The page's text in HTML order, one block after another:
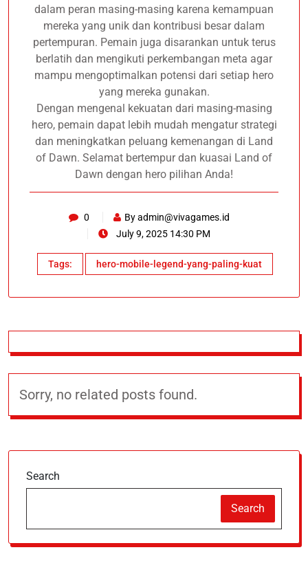
dalam peran masing-masing karena kemampuan
mereka yang unik dan kontribusi besar dalam
pertempuran. Pemain juga disarankan untuk terus
berlatih dan mengikuti perkembangan meta agar
mampu mengoptimalkan potensi dari setiap hero
yang mereka gunakan.
Dengan mengenal kekuatan dari masing-masing
hero, pemain dapat lebih mudah mengatur strategi
dan meningkatkan peluang kemenangan di Land
of Dawn. Selamat bertempur dan kuasai Land of
Dawn dengan hero pilihan Anda!
0 Byadmin@vivagames.id
July 9, 2025 14:30 PM
Tags: hero-mobile-legend-yang-paling-kuat
Sorry, no related posts found.
Search
Search